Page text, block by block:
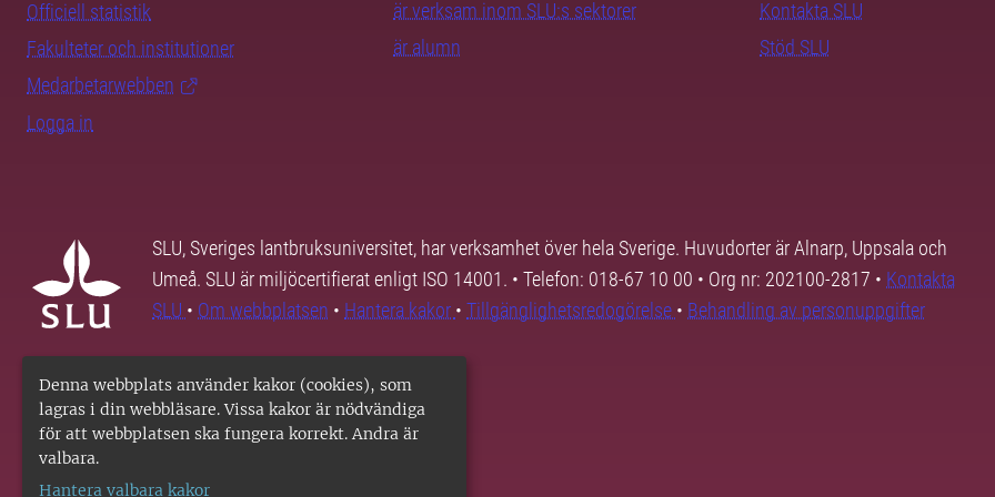
Denna webbplats använder kakor (cookies), som
lagras i din webbläsare. Vissa kakor är nödvändiga
för att webbplatsen ska fungera korrekt. Andra är
valbara.
Hantera valbara kakor
Officiell statistik
Fakulteter och institutioner
Medarbetarwebben
Logga in
är verksam inom SLU:s sektorer
är alumn
Kontakta SLU
Stöd SLU
SLU, Sveriges lantbruksuniversitet, har verksamhet över hela Sverige. Huvudorter är Alnarp, Uppsala och
Umeå. SLU är miljöcertifierat enligt ISO 14001. • Telefon: 018-67 10 00 • Org nr: 202100-2817 • Kontakta
SLU • Om webbplatsen • Hantera kakor • Tillgänglighetsredogörelse • Behandling av personuppgifter